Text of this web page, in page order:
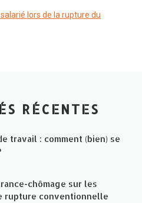
lors de la rupture du
RÉCENTES
travail : comment (bien) se
chômage sur les
rupture conventionnelle